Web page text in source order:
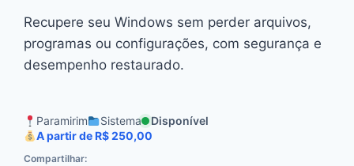
Recupere seu Windows sem perder arquivos,
programas ou configurações, com segurança e
desempenho restaurado.
Paramirim Sistema
Disponível
A partir de R$ 250,00
Compartilhar: